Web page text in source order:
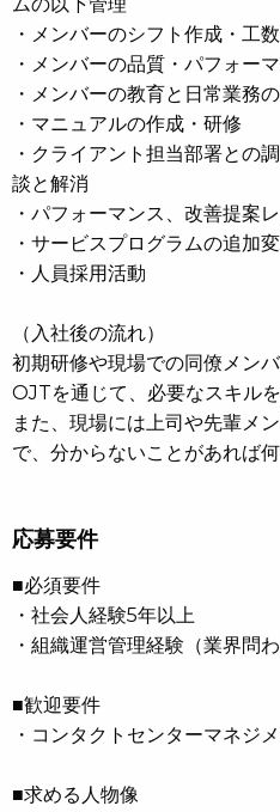
・メンバーのシフト作成・工
・メンバーの品質・パフォー
・メンバーの教育と日常業務
・マニュアルの作成・研修
・クライアント担当部署との
談と解消
・パフォーマンス、改善提案
・サービスプログラムの追加
・人員採用活動
（入社後の流れ）
初期研修や現場での同僚メン
OJTを通じて、必要なスキル
また、現場には上司や先輩メ
で、分からないことがあれば
応募要件
■必須要件
・社会人経験5年以上
・組織運営管理経験（業界問わ
■歓迎要件
・コンタクトセンターマネジ
■求める人物像